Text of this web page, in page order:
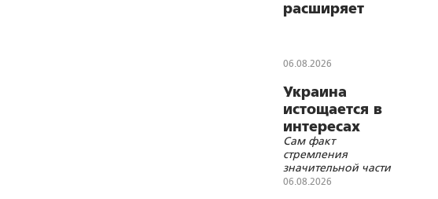
расширяет
идет к зрителю
06.08.2026
Украина
истощается в
интересах
Запада
Сам факт
стремления
значительной части
украинских
06.08.2026